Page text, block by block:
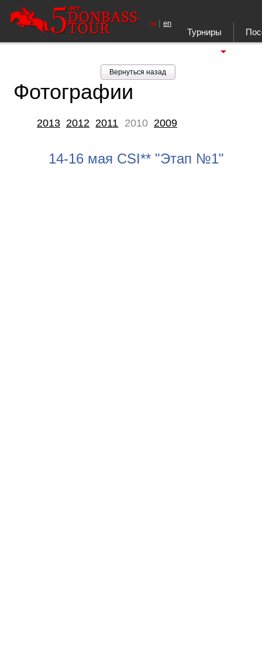
Турниры
ru | en
Вернуться назад
Фотографии
2013 2012 2011 2010 2009
14-16 мая CSI** "Этап №1"